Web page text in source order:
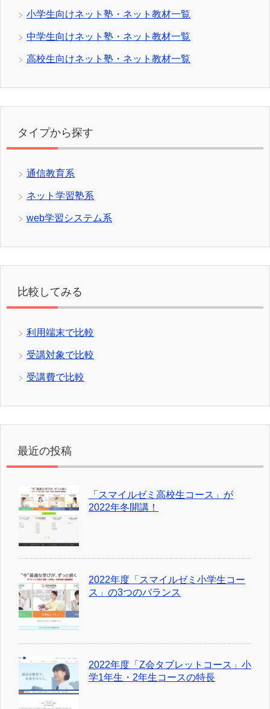
小学生向けネット塾・ネット教材一覧
中学生向けネット塾・ネット教材一覧
高校生向けネット塾・ネット教材一覧
タイプから探す
通信教育系
ネット学習塾系
web学習システム系
比較してみる
利用端末で比較
受講対象で比較
受講費で比較
最近の投稿
「スマイルゼミ高校生コース」が
2022年冬開講！
2022年度「スマイルゼミ小学生コー
ス」の3つのバランス
2022年度「Z会タブレットコース」小
学1年生・2年生コースの特長